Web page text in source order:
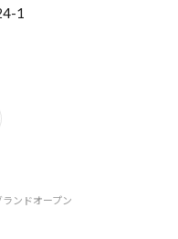
1
ンドオープン